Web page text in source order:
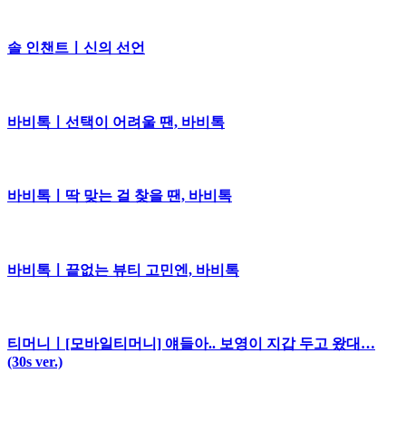
솔 인챈트ㅣ신의 선언
바비톡ㅣ선택이 어려울 땐, 바비톡
바비톡ㅣ딱 맞는 걸 찾을 땐, 바비톡
바비톡ㅣ끝없는 뷰티 고민엔, 바비톡
티머니ㅣ[모바일티머니] 얘들아.. 보영이 지갑 두고 왔대…
(30s ver.)